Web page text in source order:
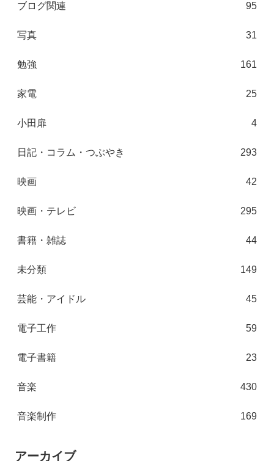
ブログ関連 95
写真 31
勉強 161
家電 25
小田扉 4
日記・コラム・つぶやき 293
映画 42
映画・テレビ 295
書籍・雑誌 44
未分類 149
芸能・アイドル 45
電子工作 59
電子書籍 23
音楽 430
音楽制作 169
アーカイブ